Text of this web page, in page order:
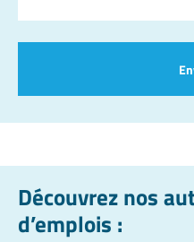
Découvrez nos
d’emplois :